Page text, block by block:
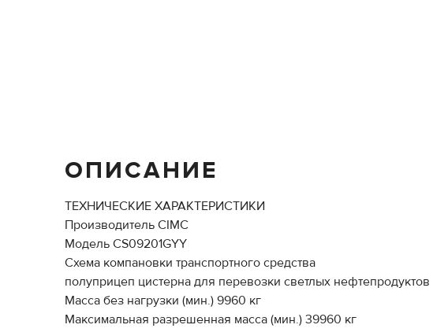
ОПИСАНИЕ
ТЕХНИЧЕСКИЕ ХАРАКТЕРИСТИКИ
Производитель СIMC
Модель CS09201GYY
Схема компановки транспортного средства
полуприцеп цистерна для перевозки светлых нефтепродуктов
Масса без нагрузки (мин.) 9960 кг
Максимальная разрешенная масса (мин.) 39960 кг